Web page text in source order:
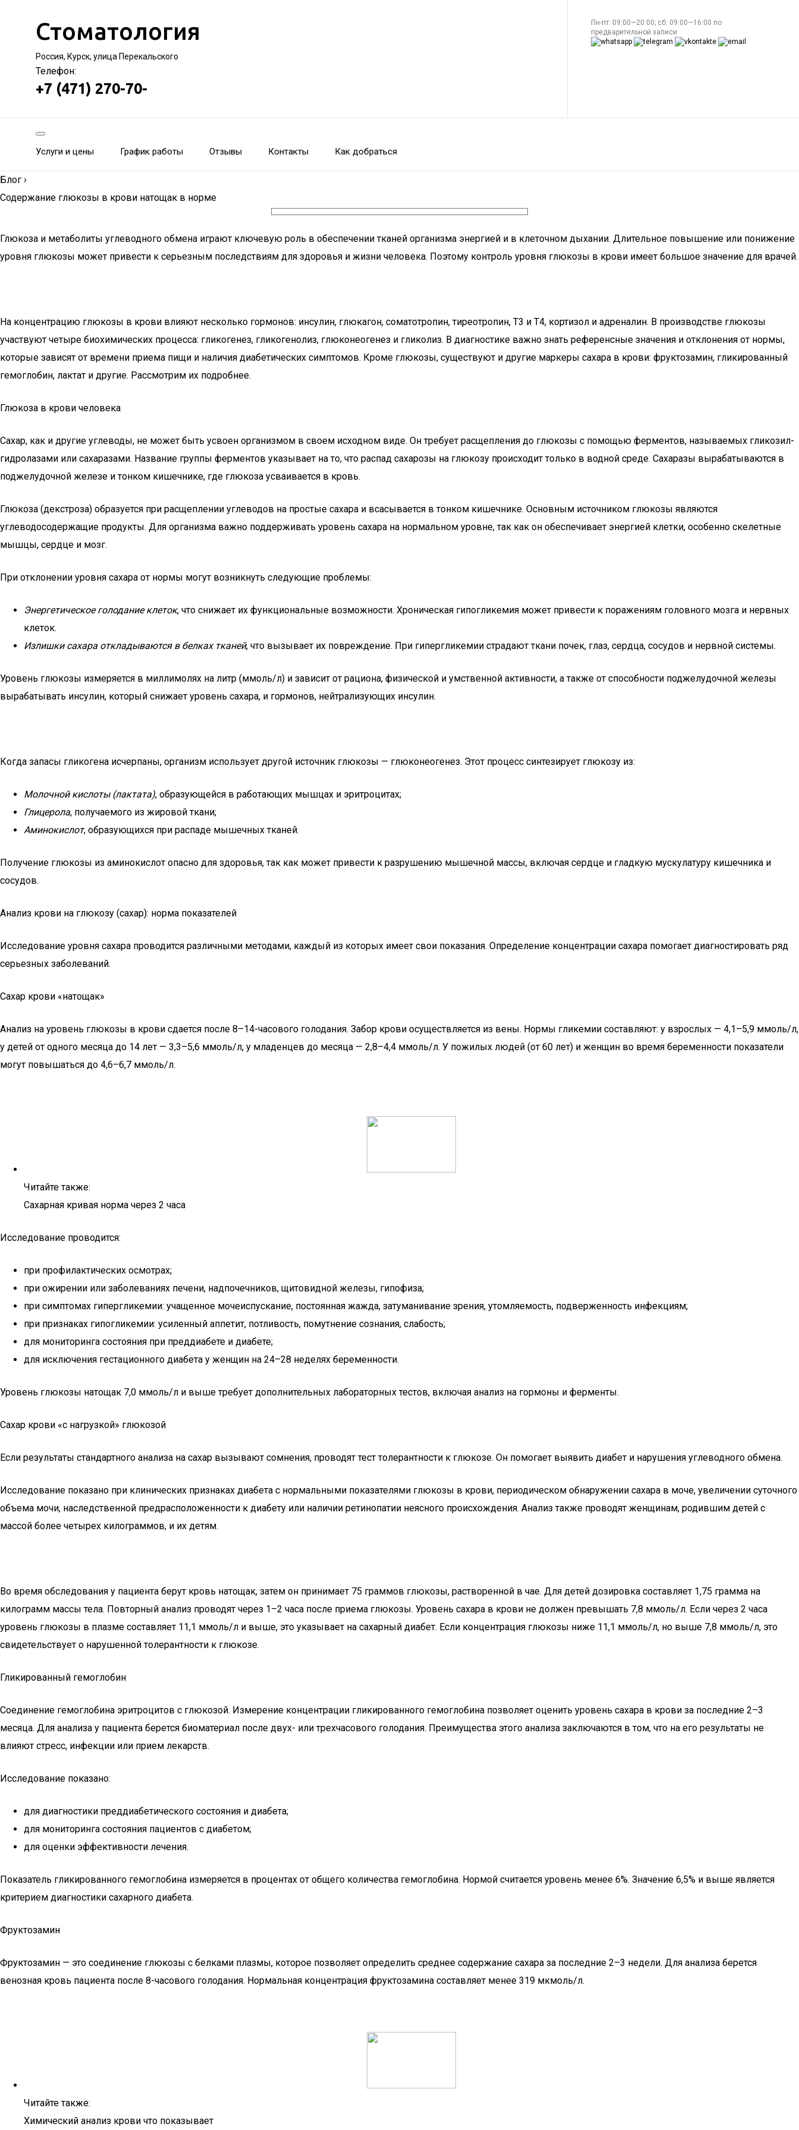
Стоматология
Россия, Курск, улица Перекальского
Телефон:
+7 (471) 270-70-
Пн-пт: 09:00—20:00; сб: 09:00—16:00 по
предварительной записи
Услуги и цены График работы Отзывы Контакты Как добраться
Блог ›
Содержание глюкозы в крови натощак в норме
Глюкоза и метаболиты углеводного обмена играют ключевую роль в обеспечении тканей организма энергией и в клеточном дыхании. Длительное повышение или понижение
уровня глюкозы может привести к серьезным последствиям для здоровья и жизни человека. Поэтому контроль уровня глюкозы в крови имеет большое значение для врачей.
На концентрацию глюкозы в крови влияют несколько гормонов: инсулин, глюкагон, соматотропин, тиреотропин, Т3 и Т4, кортизол и адреналин. В производстве глюкозы
участвуют четыре биохимических процесса: гликогенез, гликогенолиз, глюконеогенез и гликолиз. В диагностике важно знать референсные значения и отклонения от нормы,
которые зависят от времени приема пищи и наличия диабетических симптомов. Кроме глюкозы, существуют и другие маркеры сахара в крови: фруктозамин, гликированный
гемоглобин, лактат и другие. Рассмотрим их подробнее.
Глюкоза в крови человека
Сахар, как и другие углеводы, не может быть усвоен организмом в своем исходном виде. Он требует расщепления до глюкозы с помощью ферментов, называемых гликозил-
гидролазами или сахаразами. Название группы ферментов указывает на то, что распад сахарозы на глюкозу происходит только в водной среде. Сахаразы вырабатываются в
поджелудочной железе и тонком кишечнике, где глюкоза усваивается в кровь.
Глюкоза (декстроза) образуется при расщеплении углеводов на простые сахара и всасывается в тонком кишечнике. Основным источником глюкозы являются
углеводосодержащие продукты. Для организма важно поддерживать уровень сахара на нормальном уровне, так как он обеспечивает энергией клетки, особенно скелетные
мышцы, сердце и мозг.
При отклонении уровня сахара от нормы могут возникнуть следующие проблемы:
Энергетическое голодание клеток, что снижает их функциональные возможности. Хроническая гипогликемия может привести к поражениям головного мозга и нервных
клеток.
Излишки сахара откладываются в белках тканей, что вызывает их повреждение. При гипергликемии страдают ткани почек, глаз, сердца, сосудов и нервной системы.
Уровень глюкозы измеряется в миллимолях на литр (ммоль/л) и зависит от рациона, физической и умственной активности, а также от способности поджелудочной железы
вырабатывать инсулин, который снижает уровень сахара, и гормонов, нейтрализующих инсулин.
Когда запасы гликогена исчерпаны, организм использует другой источник глюкозы — глюконеогенез. Этот процесс синтезирует глюкозу из:
Молочной кислоты (лактата), образующейся в работающих мышцах и эритроцитах;
Глицерола, получаемого из жировой ткани;
Аминокислот, образующихся при распаде мышечных тканей.
Получение глюкозы из аминокислот опасно для здоровья, так как может привести к разрушению мышечной массы, включая сердце и гладкую мускулатуру кишечника и
сосудов.
Анализ крови на глюкозу (сахар): норма показателей
Исследование уровня сахара проводится различными методами, каждый из которых имеет свои показания. Определение концентрации сахара помогает диагностировать ряд
серьезных заболеваний.
Сахар крови «натощак»
Анализ на уровень глюкозы в крови сдается после 8–14-часового голодания. Забор крови осуществляется из вены. Нормы гликемии составляют: у взрослых — 4,1–5,9 ммоль/л,
у детей от одного месяца до 14 лет — 3,3–5,6 ммоль/л, у младенцев до месяца — 2,8–4,4 ммоль/л. У пожилых людей (от 60 лет) и женщин во время беременности показатели
могут повышаться до 4,6–6,7 ммоль/л.
Читайте также:
Сахарная кривая норма через 2 часа
Исследование проводится:
при профилактических осмотрах;
при ожирении или заболеваниях печени, надпочечников, щитовидной железы, гипофиза;
при симптомах гипергликемии: учащенное мочеиспускание, постоянная жажда, затуманивание зрения, утомляемость, подверженность инфекциям;
при признаках гипогликемии: усиленный аппетит, потливость, помутнение сознания, слабость;
для мониторинга состояния при преддиабете и диабете;
для исключения гестационного диабета у женщин на 24–28 неделях беременности.
Уровень глюкозы натощак 7,0 ммоль/л и выше требует дополнительных лабораторных тестов, включая анализ на гормоны и ферменты.
Сахар крови «с нагрузкой» глюкозой
Если результаты стандартного анализа на сахар вызывают сомнения, проводят тест толерантности к глюкозе. Он помогает выявить диабет и нарушения углеводного обмена.
Исследование показано при клинических признаках диабета с нормальными показателями глюкозы в крови, периодическом обнаружении сахара в моче, увеличении суточного
объема мочи, наследственной предрасположенности к диабету или наличии ретинопатии неясного происхождения. Анализ также проводят женщинам, родившим детей с
массой более четырех килограммов, и их детям.
Во время обследования у пациента берут кровь натощак, затем он принимает 75 граммов глюкозы, растворенной в чае. Для детей дозировка составляет 1,75 грамма на
килограмм массы тела. Повторный анализ проводят через 1–2 часа после приема глюкозы. Уровень сахара в крови не должен превышать 7,8 ммоль/л. Если через 2 часа
уровень глюкозы в плазме составляет 11,1 ммоль/л и выше, это указывает на сахарный диабет. Если концентрация глюкозы ниже 11,1 ммоль/л, но выше 7,8 ммоль/л, это
свидетельствует о нарушенной толерантности к глюкозе.
Гликированный гемоглобин
Соединение гемоглобина эритроцитов с глюкозой. Измерение концентрации гликированного гемоглобина позволяет оценить уровень сахара в крови за последние 2–3
месяца. Для анализа у пациента берется биоматериал после двух- или трехчасового голодания. Преимущества этого анализа заключаются в том, что на его результаты не
влияют стресс, инфекции или прием лекарств.
Исследование показано:
для диагностики преддиабетического состояния и диабета;
для мониторинга состояния пациентов с диабетом;
для оценки эффективности лечения.
Показатель гликированного гемоглобина измеряется в процентах от общего количества гемоглобина. Нормой считается уровень менее 6%. Значение 6,5% и выше является
критерием диагностики сахарного диабета.
Фруктозамин
Фруктозамин — это соединение глюкозы с белками плазмы, которое позволяет определить среднее содержание сахара за последние 2–3 недели. Для анализа берется
венозная кровь пациента после 8-часового голодания. Нормальная концентрация фруктозамина составляет менее 319 мкмоль/л.
Читайте также:
Химический анализ крови что показывает